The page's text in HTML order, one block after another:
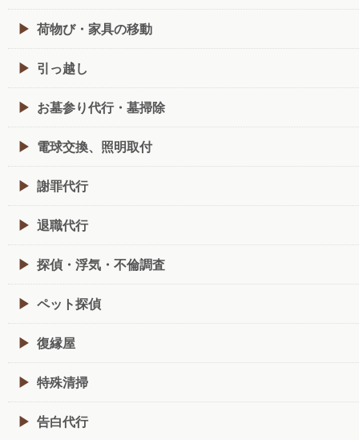
荷物び・家具の移動
引っ越し
お墓参り代行・墓掃除
電球交換、照明取付
謝罪代行
退職代行
探偵・浮気・不倫調査
ペット探偵
復縁屋
特殊清掃
告白代行